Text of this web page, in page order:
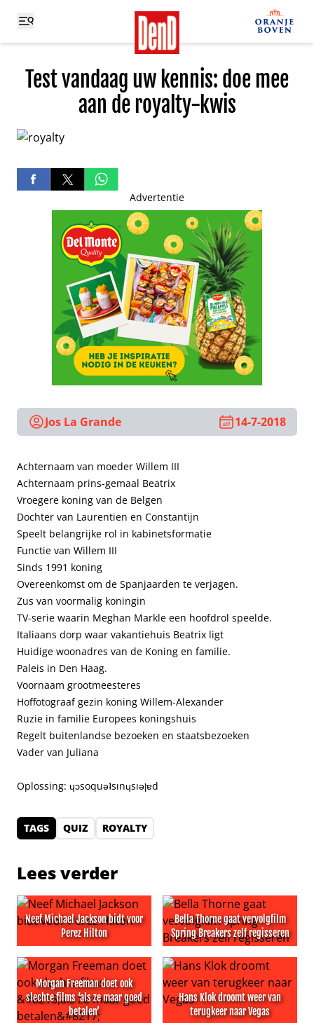
Test vandaag uw kennis: doe mee
aan de royalty-kwis
Advertentie
Jos La Grande 14-7-2018
Achternaam van moeder Willem III
Achternaam prins-gemaal Beatrix
Vroegere koning van de Belgen
Dochter van Laurentien en Constantijn
Speelt belangrijke rol in kabinetsformatie
Functie van Willem III
Sinds 1991 koning
Overeenkomst om de Spanjaarden te verjagen.
Zus van voormalig koningin
TV-serie waarin Meghan Markle een hoofdrol speelde.
Italiaans dorp waar vakantiehuis Beatrix ligt
Huidige woonadres van de Koning en familie.
Paleis in Den Haag.
Voornaam grootmeesteres
Hoffotograaf gezin koning Willem-Alexander
Ruzie in familie Europees koningshuis
Regelt buitenlandse bezoeken en staatsbezoeken
Vader van Juliana
Oplossing: ɥɔsoquǝʇsınɥsıǝןɐd
TAGS QUIZ ROYALTY
Lees verder
Neef Michael Jackson bidt voor
Perez Hilton
Neef Michael Jackson bidt voor Perez Hilton
Bella Thorne gaat vervolgfilm
Spring Breakers zelf regisseren
Bella Thorne gaat
Morgan Freeman doet ook
slechte films ‘als ze maar goed
betalen’
Hans Klok droomt weer van
terugkeer naar Vegas